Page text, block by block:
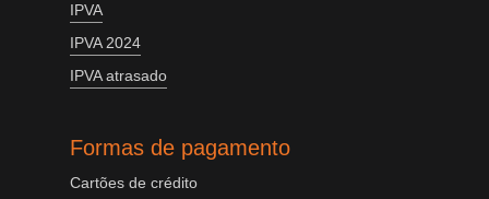
IPVA
IPVA 2024
IPVA atrasado
Formas de pagamento
Cartões de crédito